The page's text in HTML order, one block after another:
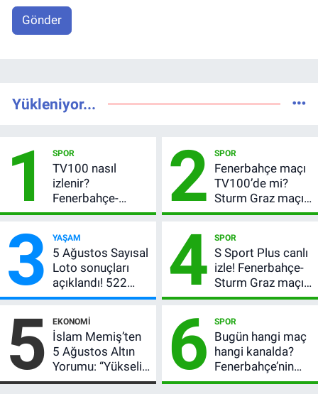
Gönder
Yükleniyor...
1 SPOR
TV100 nasıl
izlenir?
Fenerbahçe-
Sturm Graz maçı
bilgileri
2 SPOR
Fenerbahçe maçı
TV100’de mi?
Sturm Graz maçı
hangi kanalda,
3 YAŞAM
5 Ağustos Sayısal
Loto sonuçları
açıklandı! 522
milyon TL devretti
4 SPOR
S Sport Plus canlı
izle! Fenerbahçe-
Sturm Graz maçı
nasıl izlenir?
5 EKONOMI
İslam Memiş’ten
5 Ağustos Altın
Yorumu: “Yükseliş
Beklentim Devam
6 SPOR
Bugün hangi maç
hangi kanalda?
Fenerbahçe’nin
Avrupa sınavı